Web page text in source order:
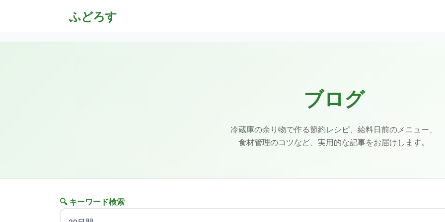
ふどろす
ブログ
冷蔵庫の余り物で作る節約レシピ、給料日前のメニュー、
食材管理のコツなど、実用的な記事をお届けします。
🔍 キーワード検索